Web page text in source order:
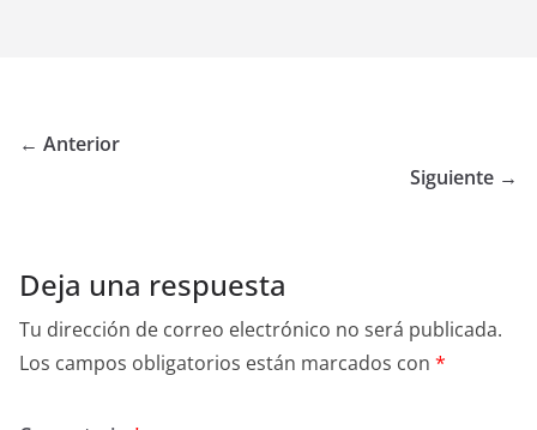
← Anterior
Siguiente →
Deja una respuesta
Tu dirección de correo electrónico no será publicada.
Los campos obligatorios están marcados con *